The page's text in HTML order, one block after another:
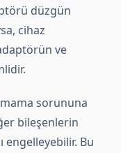
düzgün
cihaz
ve
sorununa
bileşenlerin
engelleyebilir. Bu